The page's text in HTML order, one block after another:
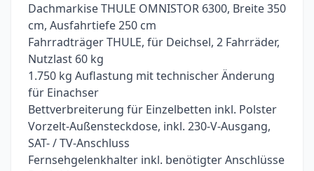
Dachmarkise THULE OMNISTOR 6300, Breite 350
cm, Ausfahrtiefe 250 cm
Fahrradträger THULE, für Deichsel, 2 Fahrräder,
Nutzlast 60 kg
1.750 kg Auflastung mit technischer Änderung
für Einachser
Bettverbreiterung für Einzelbetten inkl. Polster
Vorzelt-Außensteckdose, inkl. 230-V-Ausgang,
SAT- / TV-Anschluss
Fernsehgelenkhalter inkl. benötigter Anschlüsse